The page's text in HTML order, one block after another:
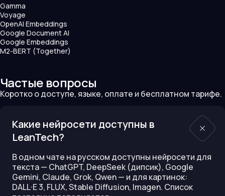
Gamma
Voyage
OpenAI Embeddings
Google Document AI
Google Embeddings
M2-BERT (Together)
Частые вопросы
Коротко о доступе, языке, оплате и бесплатном тарифе.
Какие нейросети доступны в
LeanTech?
В одном чате на русском доступны нейросети для
текста — ChatGPT, DeepSeek (дипсик), Google
Gemini, Claude, Grok, Qwen — и для картинок:
DALL·E 3, FLUX, Stable Diffusion, Imagen. Список